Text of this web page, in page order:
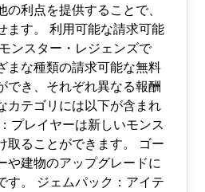
利点を提供することで、
ます。 利用可能な請求可能
ンスター・レジェンズで
まな種類の請求可能な無料
でき、それぞれ異なる報酬
カテゴリには以下が含まれ
プレイヤーは新しいモンス
取ることができます。 ゴー
や建物のアップグレードに
す。 ジェムパック：アイテ